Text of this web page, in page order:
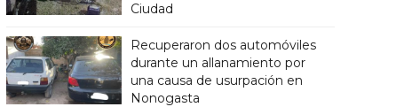
Ciudad
Recuperaron dos automóviles
durante un allanamiento por
una causa de usurpación en
Nonogasta